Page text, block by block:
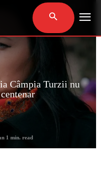
Câmpia Turzii nu
1 min. read